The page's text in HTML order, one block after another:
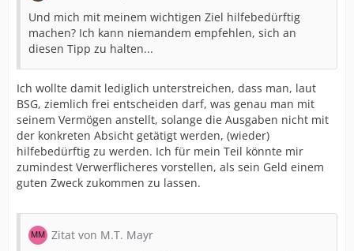
Und mich mit meinem wichtigen Ziel hilfebedürftig
machen? Ich kann niemandem empfehlen, sich an
diesen Tipp zu halten...
Ich wollte damit lediglich unterstreichen, dass man, laut
BSG, ziemlich frei entscheiden darf, was genau man mit
seinem Vermögen anstellt, solange die Ausgaben nicht mit
der konkreten Absicht getätigt werden, (wieder)
hilfebedürftig zu werden. Ich für mein Teil könnte mir
zumindest Verwerflicheres vorstellen, als sein Geld einem
guten Zweck zukommen zu lassen.
Zitat von M.T. Mayr